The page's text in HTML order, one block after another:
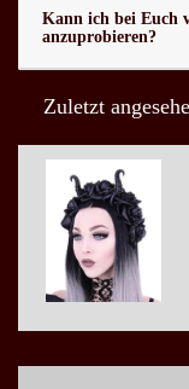
Kann ich bei Euch
anzuprobieren?
Zuletzt